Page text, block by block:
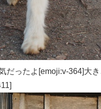
だったよ[emoji:v-364]大